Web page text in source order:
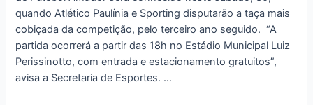
quando Atlético Paulínia e Sporting disputarão a taça mais
cobiçada da competição, pelo terceiro ano seguido. “A
partida ocorrerá a partir das 18h no Estádio Municipal Luiz
Perissinotto, com entrada e estacionamento gratuitos”,
avisa a Secretaria de Esportes. …